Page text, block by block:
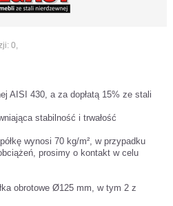
0,
AISI 430, a za dopłatą 15% ze stali
stabilność i trwałość
wynosi 70 kg/m², w przypadku
prosimy o kontakt w celu
obrotowe Ø125 mm, w tym 2 z